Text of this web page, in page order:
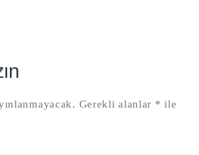
Gerekli alanlar * ile